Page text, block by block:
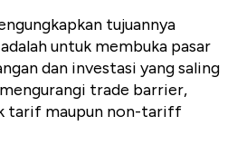
tujuannya
untuk membuka pasar
dan investasi yang saling
trade barrier,
tarif maupun non-tariff